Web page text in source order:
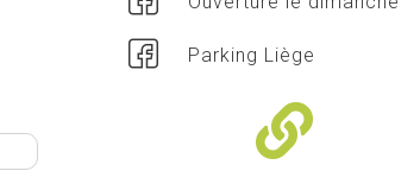
Parking Liège